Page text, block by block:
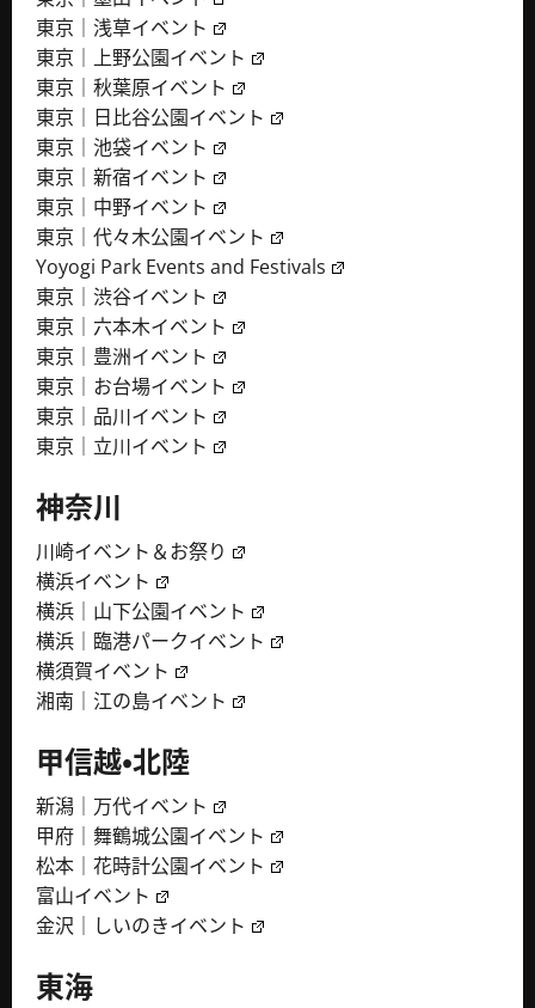
東京｜浅草イベント
東京｜上野公園イベント
東京｜秋葉原イベント
東京｜日比谷公園イベント
東京｜池袋イベント
東京｜新宿イベント
東京｜中野イベント
東京｜代々木公園イベント
Yoyogi Park Events and Festivals
東京｜渋谷イベント
東京｜六本木イベント
東京｜豊洲イベント
東京｜お台場イベント
東京｜品川イベント
東京｜立川イベント
神奈川
川崎イベント＆お祭り
横浜イベント
横浜｜山下公園イベント
横浜｜臨港パークイベント
横須賀イベント
湘南｜江の島イベント
甲信越・北陸
新潟｜万代イベント
甲府｜舞鶴城公園イベント
松本｜花時計公園イベント
富山イベント
金沢｜しいのきイベント
東海